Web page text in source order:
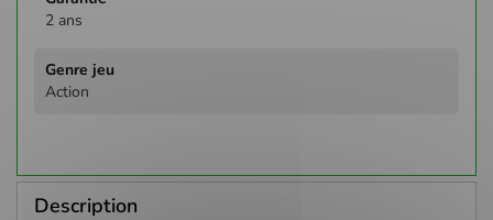
2 ans
Action
Description